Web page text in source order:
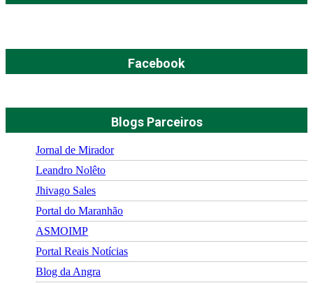
Facebook
Blogs Parceiros
Jornal de Mirador
Leandro Nolêto
Jhivago Sales
Portal do Maranhão
ASMOIMP
Portal Reais Notí­cias
Blog da Angra